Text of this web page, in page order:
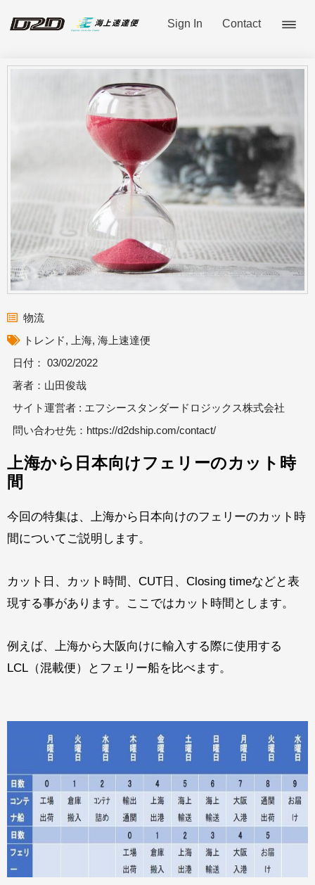
Sign In Contact
物流
トレンド, 上海, 海上速達便
日付： 03/02/2022
著者：山田俊哉
サイト運営者 : エフシースタンダードロジックス株式会社
問い合わせ先： https://d2dship.com/contact/
上海から日本向けフェリーのカット時
間
今回の特集は、上海から日本向けのフェリーのカット時
間についてご説明します。
カット日、カット時間、 CUT 日、 Closing timeなどと表
現する事があります。ここではカット時間とします。
例えば、上海から大阪向けに輸入する際に使用する
LCL （混載便）とフェリー船を比べます。